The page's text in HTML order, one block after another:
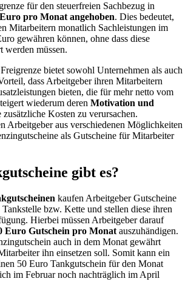
für den steuerfreien Sachbezug in
pro Monat angehoben. Dies bedeutet,
Mitarbeitern monatlich Sachleistungen im
gewähren können, ohne dass diese
werden müssen.
bietet sowohl Unternehmen als auch
dass Arbeitgeber ihren Mitarbeitern
bieten, die für mehr netto vom
wiederum deren Motivation und
zusätzliche Kosten zu verursachen.
Arbeitgeber aus verschiedenen Möglichkeiten
als Gutscheine für Mitarbeiter
gibt es?
kaufen Arbeitgeber Gutscheine
bzw. Kette und stellen diese ihren
Hierbei müssen Arbeitgeber darauf
Euro Gutschein pro Monat auszuhändigen.
auch in dem Monat gewährt
ihn einsetzen soll. Somit kann ein
50 Euro Tankgutschein für den Monat
im Februar noch nachträglich im April